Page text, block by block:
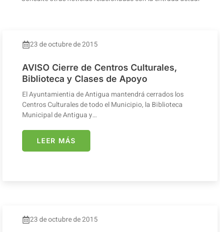
23 de octubre de 2015
AVISO Cierre de Centros Culturales,
Biblioteca y Clases de Apoyo
El Ayuntamientia de Antigua mantendrá cerrados los
Centros Culturales de todo el Municipio, la Biblioteca
Municipal de Antigua y…
LEER MÁS
23 de octubre de 2015